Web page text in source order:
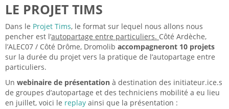
LE PROJET TIMS
Dans le Projet Tims, le format sur lequel nous allons nous
pencher est l’autopartage entre particuliers. Côté Ardèche,
l’ALEC07 / Côté Drôme, Dromolib accompagneront 10 projets
sur la durée du projet vers la pratique de l’autopartage entre
particuliers.
Un webinaire de présentation à destination des initiateur.ice.s
de groupes d’autopartage et des techniciens mobilité a eu lieu
en juillet, voici le replay ainsi que la présentation :